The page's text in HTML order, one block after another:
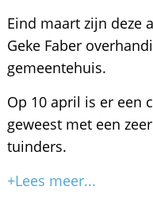
Eind maart zijn deze
Geke Faber
gemeentehuis.
Op 10 april is er een
geweest met een
tuinders.
+Lees meer...